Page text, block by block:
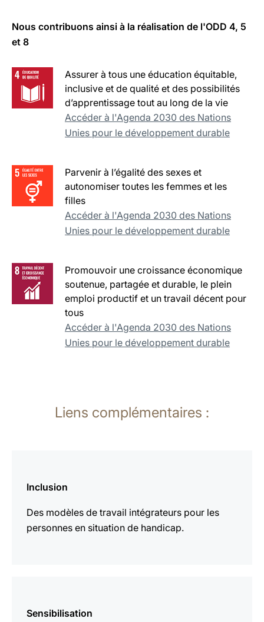
Nous contribuons ainsi à la réalisation de l'ODD 4, 5
et 8
Assurer à tous une éducation équitable,
inclusive et de qualité et des possibilités
d’apprentissage tout au long de la vie
Accéder à l'Agenda 2030 des Nations
Unies pour le développement durable
Parvenir à l’égalité des sexes et
autonomiser toutes les femmes et les
filles
Accéder à l'Agenda 2030 des Nations
Unies pour le développement durable
Promouvoir une croissance économique
soutenue, partagée et durable, le plein
emploi productif et un travail décent pour
tous
Accéder à l'Agenda 2030 des Nations
Unies pour le développement durable
Liens complémentaires :
Inclusion
Des modèles de travail intégrateurs pour les
personnes en situation de handicap.
plus
Sensibilisation
plus